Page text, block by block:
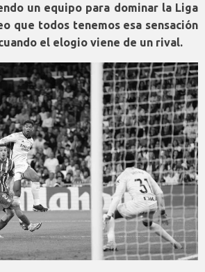
un equipo para dominar la Liga
que todos tenemos esa sensación
el elogio viene de un rival.